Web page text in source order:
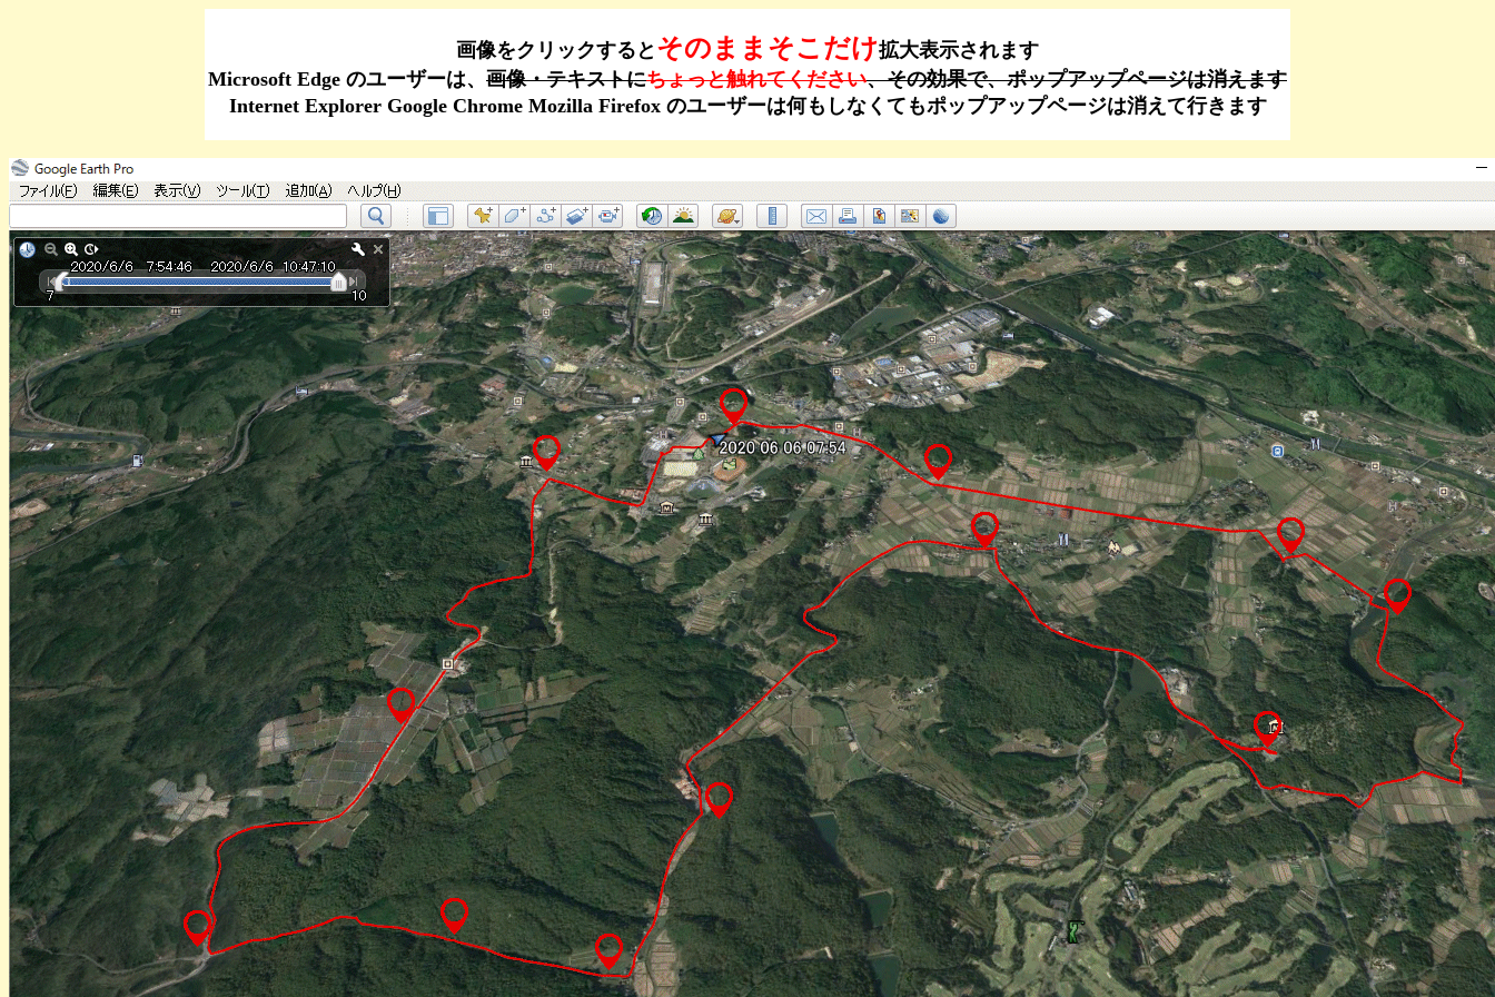
画像をクリックすると そのままそこだけ拡大表示されます
Microsoft Edge のユーザーは、 画像・テキストにちょっと触れてください、その効果で、ポップアップページは消えます
Internet Explorer Google Chrome Mozilla Firefox のユーザーは何もしなくてもポップアップページは消えて行きます